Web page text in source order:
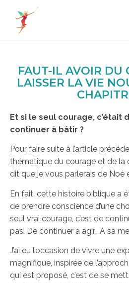
FAUT-IL AVOIR DU
LAISSER LA VIE
Et si le seul courage, c’était
continuer à bâtir ?
Pour faire suite à l’article
thématique du courage et de la
dit que je vous parlerais de Noé
En fait, cette histoire biblique a
de prendre conscience d’une
seul vrai courage, c’est de
pas. De continuer à agir… A sa
J’ai eu l’occasion de vivre une
magnifique, inspirée de
qui est proposé, c’est de se